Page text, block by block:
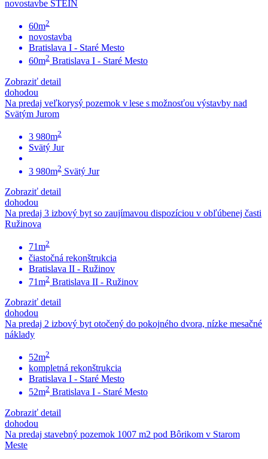
novostavbe STEIN
60m2
novostavba
Bratislava I - Staré Mesto
60m2 Bratislava I - Staré Mesto
Zobraziť detail
dohodou
Na predaj veľkorysý pozemok v lese s možnosťou výstavby nad
Svätým Jurom
3 980m2
Svätý Jur
3 980m2 Svätý Jur
Zobraziť detail
dohodou
Na predaj 3 izbový byt so zaujímavou dispozíciou v obľúbenej časti
Ružinova
71m2
čiastočná rekonštrukcia
Bratislava II - Ružinov
71m2 Bratislava II - Ružinov
Zobraziť detail
dohodou
Na predaj 2 izbový byt otočený do pokojného dvora, nízke mesačné
náklady
52m2
kompletná rekonštrukcia
Bratislava I - Staré Mesto
52m2 Bratislava I - Staré Mesto
Zobraziť detail
dohodou
Na predaj stavebný pozemok 1007 m2 pod Bôrikom v Starom
Meste